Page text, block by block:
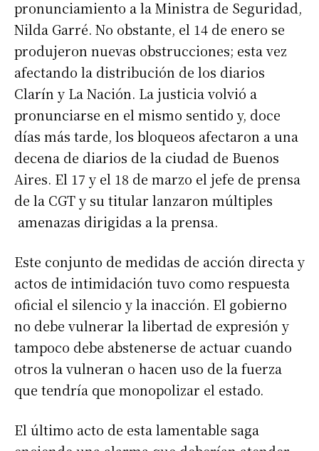
pronunciamiento a la Ministra de Seguridad,
Nilda Garré. No obstante, el 14 de enero se
produjeron nuevas obstrucciones; esta vez
afectando la distribución de los diarios
Clarín y La Nación. La justicia volvió a
pronunciarse en el mismo sentido y, doce
días más tarde, los bloqueos afectaron a una
decena de diarios de la ciudad de Buenos
Aires. El 17 y el 18 de marzo el jefe de prensa
de la CGT y su titular lanzaron múltiples
amenazas dirigidas a la prensa.
Este conjunto de medidas de acción directa y
actos de intimidación tuvo como respuesta
oficial el silencio y la inacción. El gobierno
no debe vulnerar la libertad de expresión y
tampoco debe abstenerse de actuar cuando
otros la vulneran o hacen uso de la fuerza
que tendría que monopolizar el estado.
El último acto de esta lamentable saga